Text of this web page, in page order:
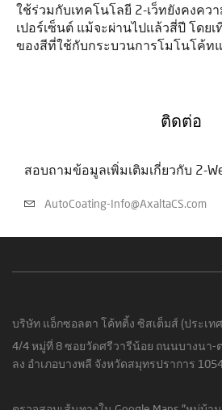
ติดต่อ
สอบถามข้อมูลเพิ่มเติมเกี่ยวกับ 2-
AutoCoating-Info@AxaltaCS.com
ใช้ร่วมกับเทคโนโลยี 2-เว็ทยังคงคว
เปอร์เซ็นต์ แม้จะผ่านไปแล้วสี่ปี โดย
ของสีที่ใช้กับกระบวนการโมโนโค้ท
บริษัท แอ็กซอลตา โค้ทติ้ง ซิสเต็มส์ (ประเท
4/4 หมู่ที่ 8 ซอยวัดศรีวารีน้อย ถนนบางนา-
ลง อำเภอบางพลี จังหวัดสมุทรปราการ